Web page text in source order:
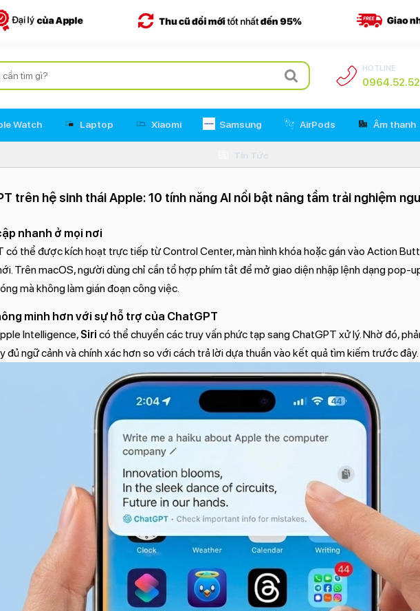
HOTLINE
Watch Laptop Xiaomi Samsung AirPods Âm thanh
Tin Tức
trên hệ sinh thái Apple: 10 tính năng AI nổi bật nâng tầm trải nghiệm
nhanh ở mọi nơi
có thể được kích hoạt trực tiếp từ Control Center, màn hình khóa hoặc gán vào Action
Trên macOS, người dùng chỉ cần tổ hợp phím tắt để mở giao diện nhập lệnh dạng pop-
mà không làm gián đoạn công việc.
minh hơn với sự hỗ trợ của ChatGPT
Intelligence, Siri có thể chuyển các truy vấn phức tạp sang ChatGPT xử lý. Nhờ đó,
đủ ngữ cảnh và chính xác hơn so với cách trả lời dựa thuần vào kết quả tìm kiếm trước đây.